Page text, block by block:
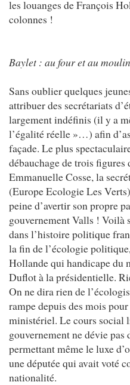
les louanges de François
colonnes !
Baylet : au four et au moulin
Sans oublier quelques
attribuer des secrétariats
largement indéfinis (il y a
l’égalité réelle »…) afin
façade. Le plus
débauchage de trois
Emmanuelle Cosse, la
(Europe Ecologie Les
peine d’avertir son propre
gouvernement Valls ! Voilà
dans l’histoire politique
la fin de l’écologie
Hollande qui handicape du
Duflot à la présidentielle.
On ne dira rien de
rampe depuis des mois
ministériel. Le cours social
gouvernement ne dévie pas
permettant même le luxe
une députée qui avait voté
nationalité.